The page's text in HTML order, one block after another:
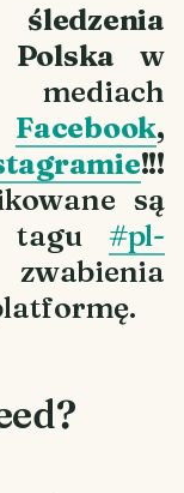
śledzenia
w
Facebook,
!!!
są
tagu #pl-